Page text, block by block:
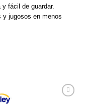
fácil de guardar.
y jugosos en menos